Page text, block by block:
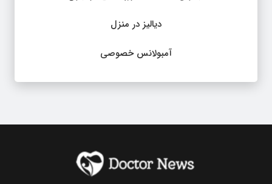
دیالیز در منزل
آمبولانس خصوصی